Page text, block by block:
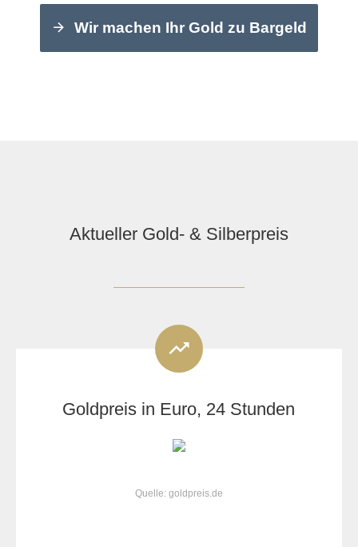
Wir machen Ihr Gold zu Bargeld
Aktueller Gold- & Silberpreis
Goldpreis in Euro, 24 Stunden
Quelle: goldpreis.de